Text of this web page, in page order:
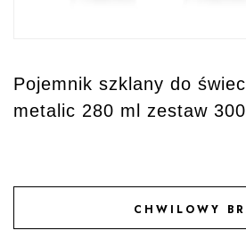
Pojemnik szklany do
metalic 280 ml zestaw
CHWILOWY
DODAJ DO